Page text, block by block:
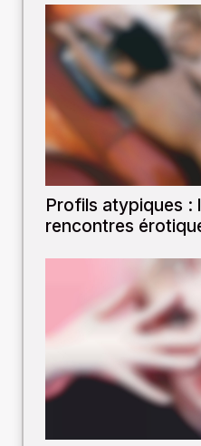
Profils atypiques :
rencontres